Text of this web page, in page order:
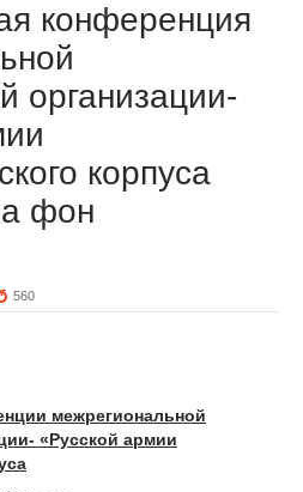
конференция
организации-
корпуса
фон
560
межрегиональной
«Русской армии